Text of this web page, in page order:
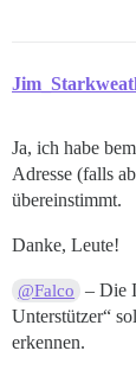
Ja, ich habe
Adresse (falls
übereinstimmt.
Danke, Leute!
@Falco
– Die
Unterstützer“
erkennen.